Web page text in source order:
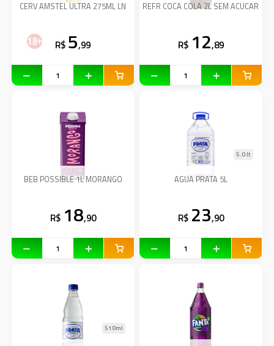
CERV AMSTEL ULTRA 275ML LN
R$ 5,99
REFR COCA COLA 2L SEM ACUCAR
R$ 12,89
BEB POSSIBLE 1L MORANGO
R$ 18,90
AGUA PRATA 5L
5.0 lt
R$ 23,90
510ml